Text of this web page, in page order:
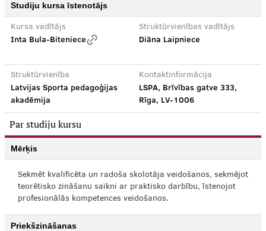
Studiju kursa īstenotājs
Kursa vadītājs
Inta Bula-Biteniece
Struktūrvienības vadītājs
Diāna Laipniece
Struktūrvienība
Latvijas Sporta pedagoģijas
akadēmija
Kontaktinformācija
LSPA, Brīvības gatve 333,
Rīga, LV-1006
Par studiju kursu
Mērķis
Sekmēt kvalificēta un radoša skolotāja veidošanos, sekmējot
teorētisko zināšanu saikni ar praktisko darbību, īstenojot
profesionālās kompetences veidošanos.
Priekšzināšanas